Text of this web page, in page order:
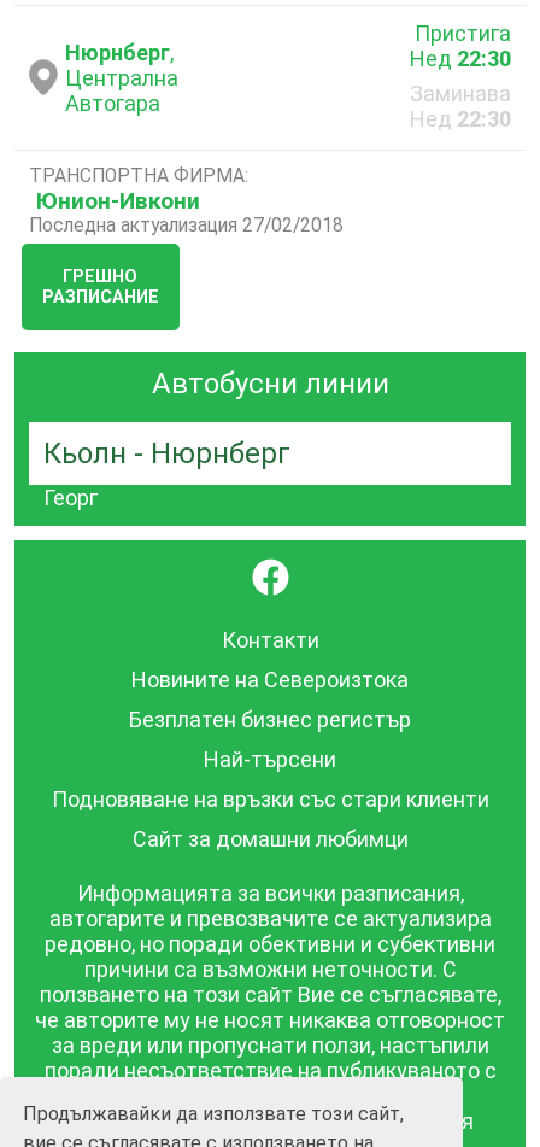
Продължавайки да използвате този сайт,
Нюрнберг,
Централна
Aвтогара
Пристига
Нед 22:30
Заминава
Нед 22:30
ТРАНСПОРТНА ФИРМА:
Юнион-Ивкони
Последна актуализация 27/02/2018
ГРЕШНО
РАЗПИСАНИЕ
Автобусни линии
Кьолн - Нюрнберг
Георг
}
Контакти
Новините на Североизтока
Безплатен бизнес регистър
Най-търсени
Подновяване на връзки със стари клиенти
Сайт за домашни любимци
Информацията за всички разписания,
автогарите и превозвачите се актуализира
редовно, но поради обективни и субективни
причини са възможни неточности. С
ползването на този сайт Вие се съгласявате,
че авторите му не носят никаква отговорност
за вреди или пропуснати ползи, настъпили
поради несъответствие на публикуваното с
публикувана в този сайт се предоставя